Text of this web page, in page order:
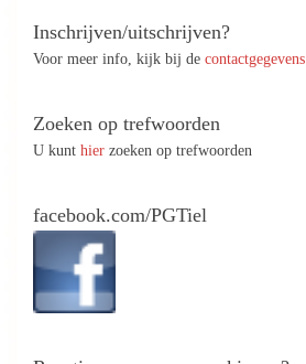
Inschrijven/uitschrijven?
Voor meer info, kijk bij de contactgegevens
Zoeken op trefwoorden
U kunt hier zoeken op trefwoorden
facebook.com/PGTiel